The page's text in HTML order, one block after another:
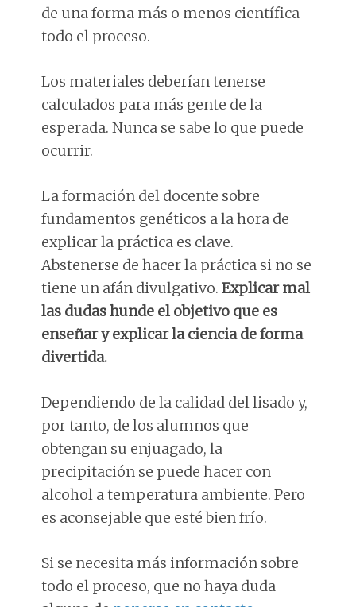
de una forma más o menos científica
todo el proceso.
Los materiales deberían tenerse
calculados para más gente de la
esperada. Nunca se sabe lo que puede
ocurrir.
La formación del docente sobre
fundamentos genéticos a la hora de
explicar la práctica es clave.
Abstenerse de hacer la práctica si no se
tiene un afán divulgativo. Explicar mal
las dudas hunde el objetivo que es
enseñar y explicar la ciencia de forma
divertida.
Dependiendo de la calidad del lisado y,
por tanto, de los alumnos que
obtengan su enjuagado, la
precipitación se puede hacer con
alcohol a temperatura ambiente. Pero
es aconsejable que esté bien frío.
Si se necesita más información sobre
todo el proceso, que no haya duda